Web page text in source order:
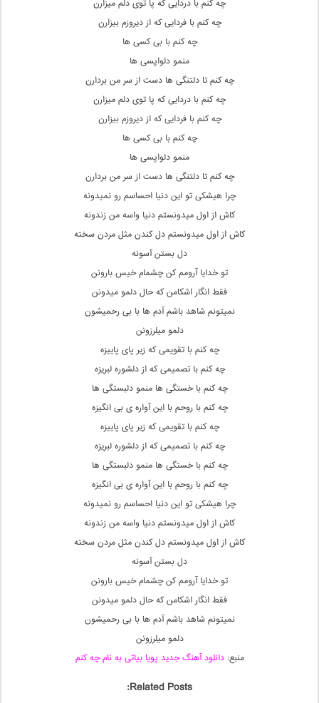
چه کنم با دردایی که پا توی دلم میزارن
چه کنم با فردایی که از دیروزم بیزارن
چه کنم با بی کسی ها
منمو دلواپسی ها
چه کنم تا دلتنگی ها دست از سر من بردارن
چه کنم با دردایی که پا توی دلم میزارن
چه کنم با فردایی که از دیروزم بیزارن
چه کنم با بی کسی ها
منمو دلواپسی ها
چه کنم تا دلتنگی ها دست از سر من بردارن
چرا هیشکی تو این دنیا احساسم رو نمیدونه
کاش از اول میدونستم دنیا واسه من زندونه
کاش از اول میدونستم دل کندن مثل مردن سخته
دل بستن آسونه
تو خدایا آرومم کن چشمام خیس بارونن
فقط انگار اشکامن که حال دلمو میدونن
نمیتونم شاهد باشم آدم ها با بی رحمیشون
دلمو میلرزونن
چه کنم با تقویمی که زیر پای پاییزه
چه کنم با تصمیمی که از دلشوره لبریزه
چه کنم با خستگی ها منمو دلبستگی ها
چه کنم با روحم با این آواره ی بی انگیزه
چه کنم با تقویمی که زیر پای پاییزه
چه کنم با تصمیمی که از دلشوره لبریزه
چه کنم با خستگی ها منمو دلبستگی ها
چه کنم با روحم با این آواره ی بی انگیزه
چرا هیشکی تو این دنیا احساسم رو نمیدونه
کاش از اول میدونستم دنیا واسه من زندونه
کاش از اول میدونستم دل کندن مثل مردن سخته
دل بستن آسونه
تو خدایا آرومم کن چشمام خیس بارونن
فقط انگار اشکامن که حال دلمو میدونن
نمیتونم شاهد باشم آدم ها با بی رحمیشون
دلمو میلرزونن
منبع:دانلود آهنگ جدید پویا بیاتی به نام چه کنم
Related Posts: